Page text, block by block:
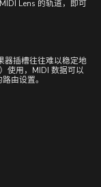
Lens 的轨道，即可
器插槽往往难以稳定地
使用，MIDI 数据可以
由设置。